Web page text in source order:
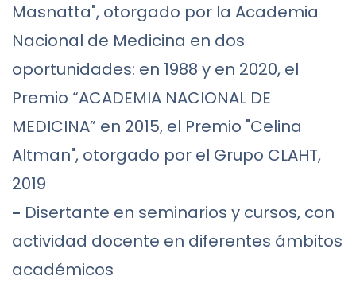
Masnatta", otorgado por la Academia
Nacional de Medicina en dos
oportunidades: en 1988 y en 2020, el
Premio “ACADEMIA NACIONAL DE
MEDICINA” en 2015, el Premio "Celina
Altman", otorgado por el Grupo CLAHT,
2019
- Disertante en seminarios y cursos, con
actividad docente en diferentes ámbitos
académicos